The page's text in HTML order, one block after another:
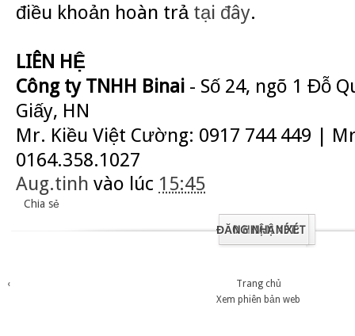
điều khoản hoàn trả tại đây.
LIÊN HỆ
Công ty TNHH Binai - Số 24, ngõ 1 Đỗ
Giấy, HN
Mr. Kiều Việt Cường: 0917 744 449 |
0164.358.1027
Aug.tinh vào lúc 15:45
Chia sẻ
0 NHẬN XÉT:
ĐĂNG NHẬN XÉT
‹
Trang chủ
Xem phiên bản web